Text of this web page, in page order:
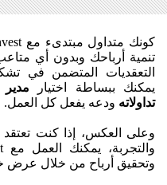
تنمية أرباحك وبدون أي
التعقديات المتضمن في
يمكنك ببساطة اختيار مدير
تداولاته ودعه يفعل كل العمل.
وعلى العكس، إذا كنت
وتحقيق أرباح من خلال عرض